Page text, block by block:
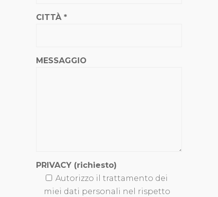
CITTÀ *
MESSAGGIO
PRIVACY (richiesto)
Autorizzo il trattamento dei
miei dati personali nel rispetto